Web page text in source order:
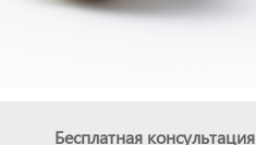
Бесплатная консультация